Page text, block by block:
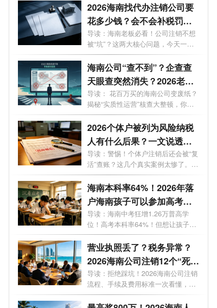
2026海南找代办注销公司要
花多少钱？会不会补税罚
款？海南最新注销避坑指
南！
导读：海南老板必看！公司注销不想
被“坑”？这两大核心问题，今天一次
说...
海南公司“查不到”？企查查
天眼查突然消失？2026老板
必看的工商屏蔽避坑与解除
指南！
导读： 花百万买的海南公司变废纸？
揭秘“实质性运营”核查大整顿，你
的...
2026个体户被列为风险纳税
人有什么后果？一文说透原
因与解除办法
导读：警惕！个体户注销后还会被“复
活”查账？这几个真实案例太惨了。
最...
海南本科率64%！2026年落
户海南孩子可以参加高考
吗？答案来了！
导读：海南中考狂增1.26万普高学
位！高考本科率64%！但想让孩子来
海南高考...
营业执照丢了？税务异常？
2026海南公司注销12个“死
结”一次性解开，海南老板速
藏！
导读：拒绝踩坑！2026海南公司注销
流程、手续及费用标准一次看懂，少
走弯...